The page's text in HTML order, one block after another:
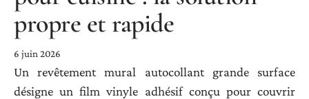
propre et rapide
6 juin 2026
Un revêtement mural autocollant grande surface
désigne un film vinyle adhésif conçu pour couvrir